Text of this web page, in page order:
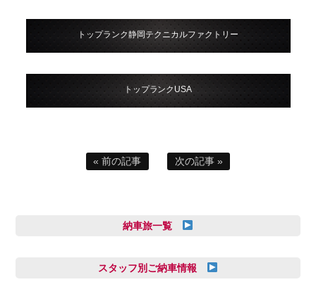
トップランク静岡テクニカルファクトリー
トップランクUSA
« 前の記事 次の記事 »
納車旅一覧
スタッフ別ご納車情報